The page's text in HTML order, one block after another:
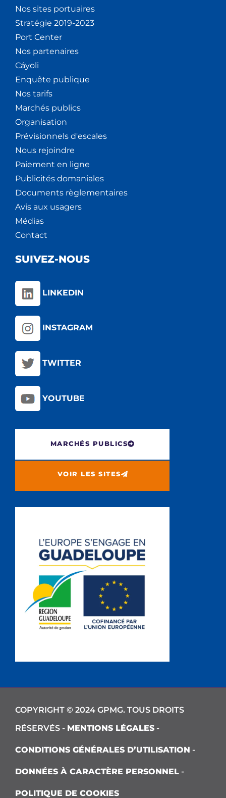
Nos sites portuaires
Stratégie 2019-2023
Port Center
Nos partenaires
Cáyoli
Enquête publique
Nos tarifs
Marchés publics
Organisation
Prévisionnels d'escales
Nous rejoindre
Paiement en ligne
Publicités domaniales
Documents règlementaires
Avis aux usagers
Médias
Contact
SUIVEZ-NOUS
LINKEDIN
INSTAGRAM
TWITTER
YOUTUBE
MARCHÉS PUBLICS
VOIR LES SITES
COPYRIGHT © 2024 GPMG. TOUS DROITS
RÉSERVÉS - MENTIONS LÉGALES -
CONDITIONS GÉNÉRALES D’UTILISATION -
DONNÉES À CARACTÈRE PERSONNEL -
POLITIQUE DE COOKIES